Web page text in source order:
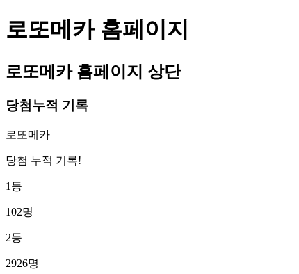
로또메카 홈페이지
로또메카 홈페이지 상단
당첨누적 기록
로또메카
당첨 누적 기록!
1등
102명
2등
2926명